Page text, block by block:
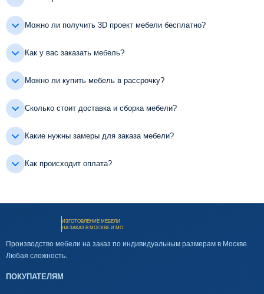
Можно ли получить 3D проект мебели бесплатно?
Как у вас заказать мебель?
Можно ли купить мебель в рассрочку?
Сколько стоит доставка и сборка мебели?
Какие нужны замеры для заказа мебели?
Как происходит оплата?
ИЗГОТОВЛЕНИЕ МЕБЕЛИ
НА ЗАКАЗ В МОСКВЕ И МО
Производство мебели на заказ по индивидуальным размерам в Москве.
Любая сложность.
ПОКУПАТЕЛЯМ